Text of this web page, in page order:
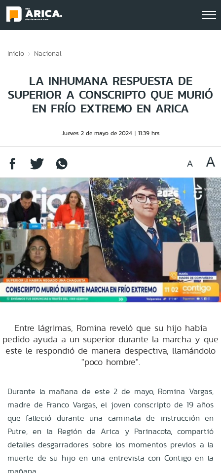
Inicio Nacional
LA INHUMANA RESPUESTA DE
SUPERIOR A CONSCRIPTO QUE MURIÓ
EN FRÍO EXTREMO EN ARICA
Jueves 2 de mayo de 2024 11:39 hrs
Entre lágrimas, Romina reveló que su hijo había
pedido ayuda a un superior durante la marcha y que
este le respondió de manera despectiva, llamándolo
"poco hombre".
Durante la mañana de este 2 de mayo, Romina Vargas,
madre de Franco Vargas, el joven conscripto de 19 años
que falleció durante una caminata de instrucción en
Putre, en la Región de Arica y Parinacota, compartió
detalles desgarradores sobre los momentos previos a la
muerte de su hijo en una entrevista con Contigo en la